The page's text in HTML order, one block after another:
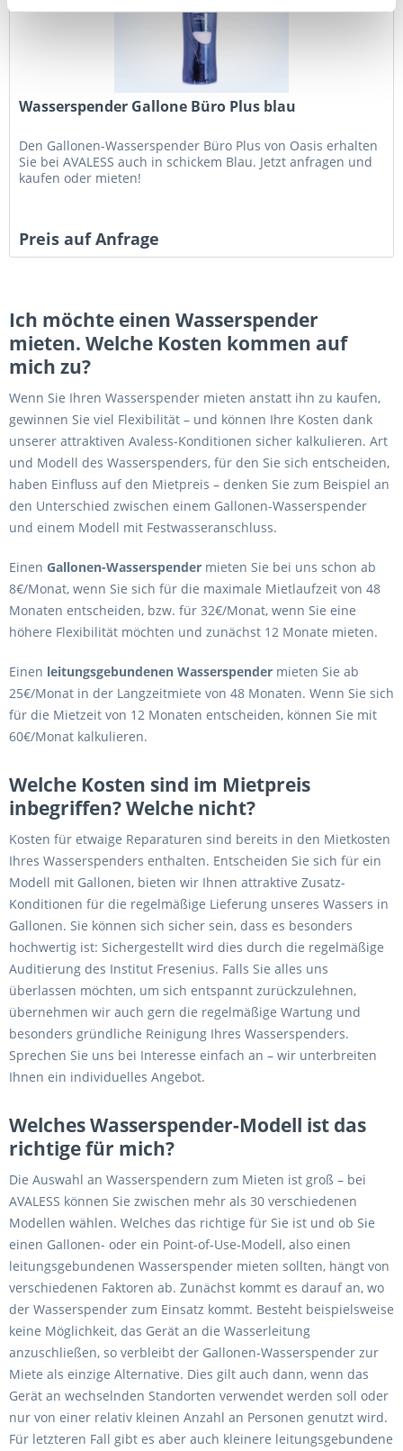
Wasserspender Gallone Büro Plus blau
Den Gallonen-Wasserspender Büro Plus von Oasis erhalten
Sie bei AVALESS auch in schickem Blau. Jetzt anfragen und
kaufen oder mieten!
Preis auf Anfrage
Ich möchte einen Wasserspender
mieten. Welche Kosten kommen auf
mich zu?
Wenn Sie Ihren Wasserspender mieten anstatt ihn zu kaufen,
gewinnen Sie viel Flexibilität – und können Ihre Kosten dank
unserer attraktiven Avaless-Konditionen sicher kalkulieren. Art
und Modell des Wasserspenders, für den Sie sich entscheiden,
haben Einfluss auf den Mietpreis – denken Sie zum Beispiel an
den Unterschied zwischen einem Gallonen-Wasserspender
und einem Modell mit Festwasseranschluss.
Einen Gallonen-Wasserspender mieten Sie bei uns schon ab
8€/Monat, wenn Sie sich für die maximale Mietlaufzeit von 48
Monaten entscheiden, bzw. für 32€/Monat, wenn Sie eine
höhere Flexibilität möchten und zunächst 12 Monate mieten.
Einen leitungsgebundenen Wasserspender mieten Sie ab
25€/Monat in der Langzeitmiete von 48 Monaten. Wenn Sie sich
für die Mietzeit von 12 Monaten entscheiden, können Sie mit
60€/Monat kalkulieren.
Welche Kosten sind im Mietpreis
inbegriffen? Welche nicht?
Kosten für etwaige Reparaturen sind bereits in den Mietkosten
Ihres Wasserspenders enthalten. Entscheiden Sie sich für ein
Modell mit Gallonen, bieten wir Ihnen attraktive Zusatz-
Konditionen für die regelmäßige Lieferung unseres Wassers in
Gallonen. Sie können sich sicher sein, dass es besonders
hochwertig ist: Sichergestellt wird dies durch die regelmäßige
Auditierung des Institut Fresenius. Falls Sie alles uns
überlassen möchten, um sich entspannt zurückzulehnen,
übernehmen wir auch gern die regelmäßige Wartung und
besonders gründliche Reinigung Ihres Wasserspenders.
Sprechen Sie uns bei Interesse einfach an – wir unterbreiten
Ihnen ein individuelles Angebot.
Welches Wasserspender-Modell ist das
richtige für mich?
Die Auswahl an Wasserspendern zum Mieten ist groß – bei
AVALESS können Sie zwischen mehr als 30 verschiedenen
Modellen wählen. Welches das richtige für Sie ist und ob Sie
einen Gallonen- oder ein Point-of-Use-Modell, also einen
leitungsgebundenen Wasserspender mieten sollten, hängt von
verschiedenen Faktoren ab. Zunächst kommt es darauf an, wo
der Wasserspender zum Einsatz kommt. Besteht beispielsweise
keine Möglichkeit, das Gerät an die Wasserleitung
anzuschließen, so verbleibt der Gallonen-Wasserspender zur
Miete als einzige Alternative. Dies gilt auch dann, wenn das
Gerät an wechselnden Standorten verwendet werden soll oder
nur von einer relativ kleinen Anzahl an Personen genutzt wird.
Für letzteren Fall gibt es aber auch kleinere leitungsgebundene